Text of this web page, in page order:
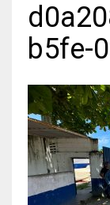
b5fe-